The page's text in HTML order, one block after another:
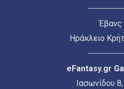
Έβανς
Ηράκλειο
eFantasy.gr
Ιασωνίδου